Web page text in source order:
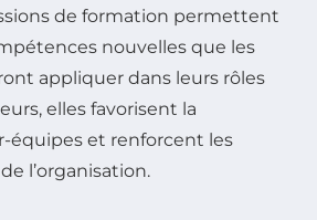
de formation permettent
nouvelles que les
appliquer dans leurs rôles
elles favorisent la
équipes et renforcent les
l’organisation.